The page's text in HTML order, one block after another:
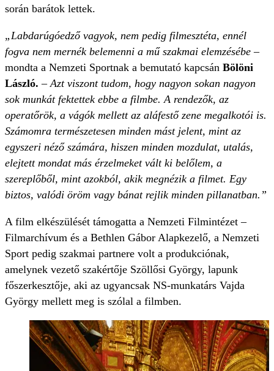
során barátok lettek.
„Labdarúgóedző vagyok, nem pedig filmesztéta, ennél
fogva nem mernék belemenni a mű szakmai elemzésébe –
mondta a Nemzeti Sportnak a bemutató kapcsán Bölöni
László. – Azt viszont tudom, hogy nagyon sokan nagyon
sok munkát fektettek ebbe a filmbe. A rendezők, az
operatőrök, a vágók mellett az aláfestő zene megalkotói is.
Számomra természetesen minden mást jelent, mint az
egyszeri néző számára, hiszen minden mozdulat, utalás,
elejtett mondat más érzelmeket vált ki belőlem, a
szereplőből, mint azokból, akik megnézik a filmet. Egy
biztos, valódi öröm vagy bánat rejlik minden pillanatban.”
A film elkészülését támogatta a Nemzeti Filmintézet –
Filmarchívum és a Bethlen Gábor Alapkezelő, a Nemzeti
Sport pedig szakmai partnere volt a produkciónak,
amelynek vezető szakértője Szöllősi György, lapunk
főszerkesztője, aki az ugyancsak NS-munkatárs Vajda
György mellett meg is szólal a filmben.